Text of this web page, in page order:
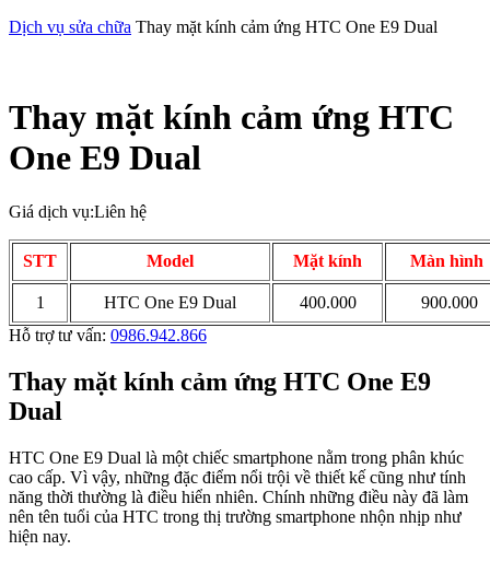
Dịch vụ sửa chữa Thay mặt kính cảm ứng HTC One E9 Dual
Thay mặt kính cảm ứng HTC
One E9 Dual
Giá dịch vụ:Liên hệ
STT Model Mặt kính Màn hình
1 HTC One E9 Dual 400.000
900.000
Hỗ trợ tư vấn: 0986.942.866
Thay mặt kính cảm ứng HTC One E9
Dual
HTC One E9 Dual là một chiếc smartphone nằm trong phân khúc
cao cấp. Vì vậy, những đặc điểm nổi trội về thiết kế cũng như tính
năng thời thường là điều hiển nhiên. Chính những điều này đã làm
nên tên tuổi của HTC trong thị trường smartphone nhộn nhịp như
hiện nay.